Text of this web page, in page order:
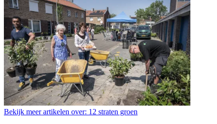
Bekijk meer artikelen over: 12 straten groen